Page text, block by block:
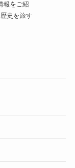
報をご紹
史を旅す